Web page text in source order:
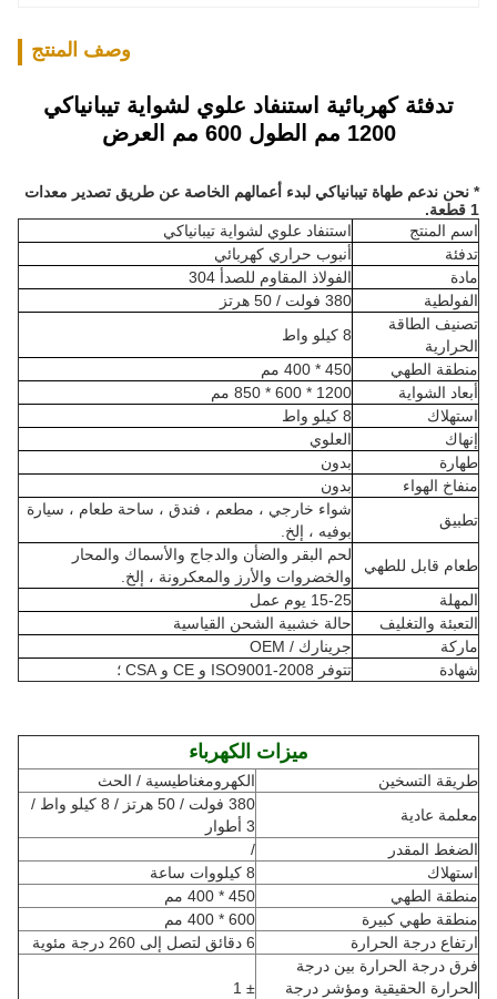
وصف المنتج
تدفئة كهربائية استنفاد علوي لشواية تيبانياكي
1200 مم الطول 600 مم العرض
* نحن ندعم طهاة تيبانياكي لبدء أعمالهم الخاصة عن طريق تصدير معدات
1 قطعة.
اسم المنتج
استنفاد علوي لشواية تيبانياكي
تدفئة
أنبوب حراري كهربائي
مادة
الفولاذ المقاوم للصدأ 304
الفولطية
380 فولت / 50 هرتز
تصنيف الطاقة
الحرارية
8 كيلو واط
منطقة الطهي
450 * 400 مم
أبعاد الشواية
1200 * 600 * 850 مم
استهلاك
8 كيلو واط
إنهاك
العلوي
طهارة
بدون
منفاخ الهواء
بدون
تطبيق
شواء خارجي ، مطعم ، فندق ، ساحة طعام ، سيارة
بوفيه ، إلخ.
طعام قابل للطهي
لحم البقر والضأن والدجاج والأسماك والمحار
والخضروات والأرز والمعكرونة ، إلخ.
المهلة
15-25 يوم عمل
التعبئة والتغليف
حالة خشبية الشحن القياسية
ماركة
جرينارك / OEM
شهادة
تتوفر ISO9001-2008 و CE و CSA ؛
ميزات الكهرباء
طريقة التسخين
الكهرومغناطيسية / الحث
معلمة عادية
380 فولت / 50 هرتز / 8 كيلو واط /
3 أطوار
الضغط المقدر
/
استهلاك
8 كيلووات ساعة
منطقة الطهي
450 * 400 مم
منطقة طهي كبيرة
600 * 400 مم
ارتفاع درجة الحرارة
6 دقائق لتصل إلى 260 درجة مئوية
فرق درجة الحرارة بين درجة
الحرارة الحقيقية ومؤشر درجة
± 1